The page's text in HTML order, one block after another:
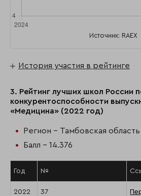
Источник: RAEX
История участия в рейтинге
3. Рейтинг лучших школ России
конкурентоспособности
«Медицина» (2022 год)
Регион - Тамбовская область
Балл - 14.376
Год №
2022 37